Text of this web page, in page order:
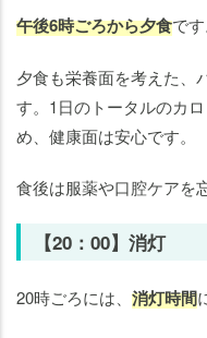
午後6時ごろから夕食です
夕食も栄養面を考えた、
す。1日のトータルのカ
め、健康面は安心です。
食後は服薬や口腔ケアを
【20：00】消灯
20時ごろには、 消灯時間